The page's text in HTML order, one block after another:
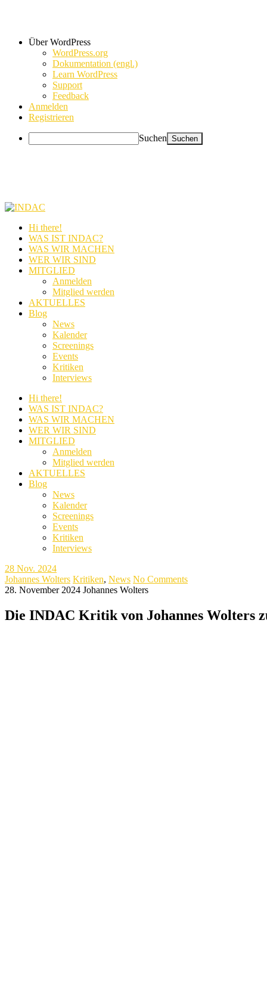
Über WordPress
WordPress.org
Dokumentation (engl.)
Learn WordPress
Support
Feedback
Anmelden
Registrieren
Suchen
Hi there!
WAS IST INDAC?
WAS WIR MACHEN
WER WIR SIND
MITGLIED
Anmelden
Mitglied werden
AKTUELLES
Blog
News
Kalender
Screenings
Events
Kritiken
Interviews
Hi there!
WAS IST INDAC?
WAS WIR MACHEN
WER WIR SIND
MITGLIED
Anmelden
Mitglied werden
AKTUELLES
Blog
News
Kalender
Screenings
Events
Kritiken
Interviews
28 Nov. 2024
Johannes Wolters Kritiken, News No Comments
28. November 2024 Johannes Wolters
Die INDAC Kritik von Johannes Wolters